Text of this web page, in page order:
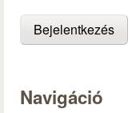
Navigáció